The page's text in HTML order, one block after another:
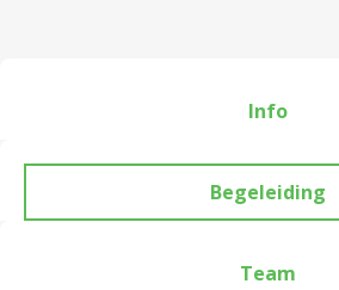
Info
Begeleiding
Team